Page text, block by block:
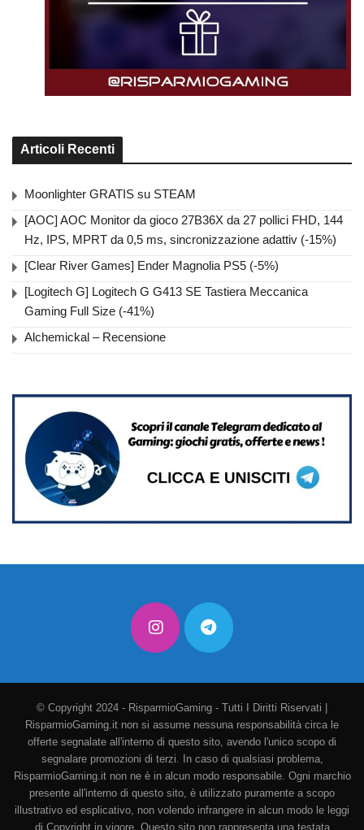
Articoli Recenti
Moonlighter GRATIS su STEAM
[AOC] AOC Monitor da gioco 27B36X da 27 pollici FHD, 144
Hz, IPS, MPRT da 0,5 ms, sincronizzazione adattiv (-15%)
[Clear River Games] Ender Magnolia PS5 (-5%)
[Logitech G] Logitech G G413 SE Tastiera Meccanica
Gaming Full Size (-41%)
Alchemickal – Recensione
© Copyright 2024 - RisparmioGaming - Tutti I Diritti Riservati |
RisparmioGaming.it non si assume nessuna responsabilità circa le
offerte segnalate all'interno di questo sito, avendo l'unico scopo di
segnalare promozioni di terzi. In caso di qualsiasi problema,
RisparmioGaming.it non ne è in alcun modo responsabile. Ogni marchio
presente all'interno di questo sito, è utilizzato puramente a scopo
illustrativo ed esplicativo, non volendo infrangere in alcun modo le leggi
di Copyright in vigore. Questo sito non rappresenta una testata